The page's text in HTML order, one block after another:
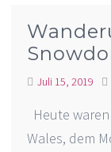
Juli 15, 2019
Heute
Wales, dem